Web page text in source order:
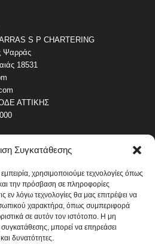
Συγκατάθεσης
χρησιμοποιούμε τεχνολογίες όπως
την πρόσβαση σε πληροφορίες
εν λόγω τεχνολογίες θα μας επιτρέψει να
χαρακτήρα, όπως συμπεριφορά
σε αυτόν τον ιστότοπο. Η μη
μπορεί να επηρεάσει
δυνατότητες.
S P CHARTERING
Ψαρράς
18531
ΑΤΤΙΚΗΣ